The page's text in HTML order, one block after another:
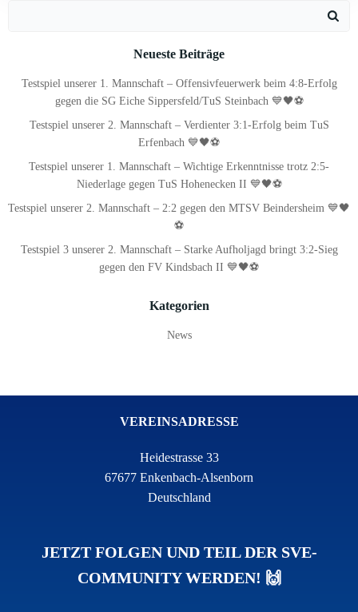
Neueste Beiträge
Testspiel unserer 1. Mannschaft – Offensivfeuerwerk beim 4:8-Erfolg
gegen die SG Eiche Sippersfeld/TuS Steinbach 💙🖤⚽
Testspiel unserer 2. Mannschaft – Verdienter 3:1-Erfolg beim TuS
Erfenbach 💙🖤⚽
Testspiel unserer 1. Mannschaft – Wichtige Erkenntnisse trotz 2:5-
Niederlage gegen TuS Hohenecken II 💙🖤⚽
Testspiel unserer 2. Mannschaft – 2:2 gegen den MTSV Beindersheim 💙🖤
⚽
Testspiel 3 unserer 2. Mannschaft – Starke Aufholjagd bringt 3:2-Sieg
gegen den FV Kindsbach II 💙🖤⚽
Kategorien
News
VEREINSADRESSE
Heidestrasse 33
67677 Enkenbach-Alsenborn
Deutschland
JETZT FOLGEN UND TEIL DER SVE-
COMMUNITY WERDEN! 🙌